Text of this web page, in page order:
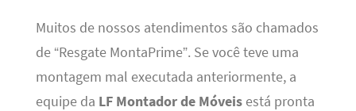
Muitos de nossos atendimentos são chamados
de “Resgate MontaPrime”. Se você teve uma
montagem mal executada anteriormente, a
equipe da LF Montador de Móveisestá pronta